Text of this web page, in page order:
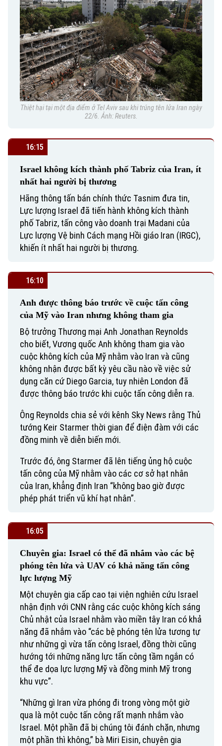
Theo dõi Hà Nội On
Thiệt hại tại một địa điểm ở Tel Aviv sau khi trúng tên lửa Iran ngày
22/6. Ảnh: Reuters.
16:15
Israel không kích thành phố Tabriz của Iran, ít
nhất hai người bị thương
Hãng thông tấn bán chính thức Tasnim đưa tin,
Lực lượng Israel đã tiến hành không kích thành
phố Tabriz, tấn công vào doanh trại Madani của
Lực lượng Vệ binh Cách mạng Hồi giáo Iran (IRGC),
khiến ít nhất hai người bị thương.
16:10
Anh được thông báo trước về cuộc tấn công
của Mỹ vào Iran nhưng không tham gia
Bộ trưởng Thương mại Anh Jonathan Reynolds
cho biết, Vương quốc Anh không tham gia vào
cuộc không kích của Mỹ nhằm vào Iran và cũng
không nhận được bất kỳ yêu cầu nào về việc sử
dụng căn cứ Diego Garcia, tuy nhiên London đã
được thông báo trước khi cuộc tấn công diễn ra.
Ông Reynolds chia sẻ với kênh Sky News rằng Thủ
tướng Keir Starmer thời gian để điện đàm với các
đồng minh về diễn biến mới.
Trước đó, ông Starmer đã lên tiếng ủng hộ cuộc
tấn công của Mỹ nhằm vào các cơ sở hạt nhân
của Iran, khẳng định Iran “không bao giờ được
phép phát triển vũ khí hạt nhân”.
16:05
Chuyên gia: Israel có thể đã nhắm vào các bệ
phóng tên lửa và UAV có khả năng tấn công
lực lượng Mỹ
Một chuyên gia cấp cao tại viện nghiên cứu Israel
nhận định với CNN rằng các cuộc không kích sáng
Chủ nhật của Israel nhằm vào miền tây Iran có khả
năng đã nhắm vào “các bệ phóng tên lửa tương tự
như những gì vừa tấn công Israel, đồng thời cũng
hướng tới những năng lực tấn công tầm ngắn có
thể đe dọa lực lượng Mỹ và đồng minh Mỹ trong
khu vực”.
“Những gì Iran vừa phóng đi trong vòng một giờ
qua là một cuộc tấn công rất mạnh nhắm vào
Israel. Một phần đã bị chúng tôi đánh chặn, nhưng
một phần thì không,” bà Miri Eisin, chuyên gia